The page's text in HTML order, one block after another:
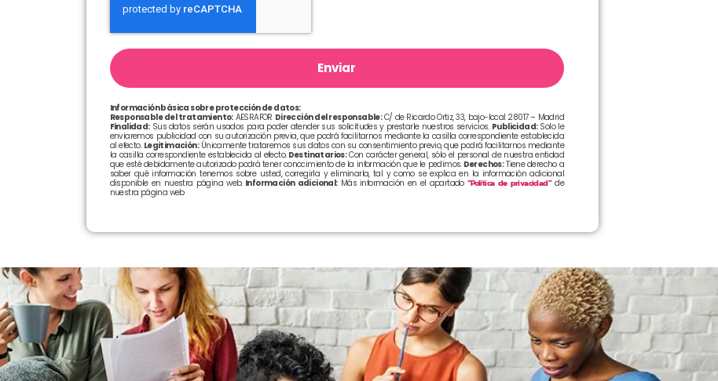
Enviar
Información básica sobre protección de datos:
Responsable del tratamiento:AESRAFOR Dirección del responsable:C/ de Ricardo Ortiz, 33, bajo-local 28017 – Madrid
Finalidad:Sus datos serán usados para poder atender sus solicitudes y prestarle nuestros servicios. Publicidad:Solo le
enviaremos publicidad con su autorización previa, que podrá facilitarnos mediante la casilla correspondiente establecida
al efecto. Legitimación:Únicamente trataremos sus datos con su consentimiento previo, que podrá facilitarnos mediante
la casilla correspondiente establecida al efecto.Destinatarios:Con carácter general, sólo el personal de nuestra entidad
que esté debidamente autorizado podrá tener conocimiento de la información que le pedimos.Derechos:Tiene derecho a
saber qué información tenemos sobre usted, corregirla y eliminarla, tal y como se explica en la información adicional
disponible en nuestra página web.Información adicional:Más información en el apartado “Política de privacidad”de
nuestra página web